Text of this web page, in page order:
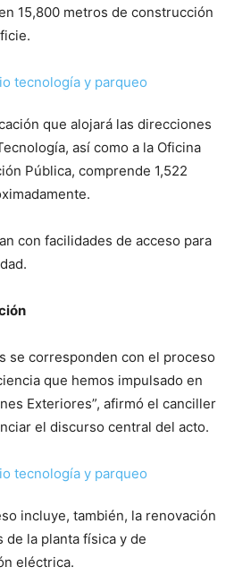
15,800 metros de construcción
que alojará las direcciones
así como a la Oficina
Pública, comprende 1,522
con facilidades de acceso para
se corresponden con el proceso
que hemos impulsado en
Exteriores”, afirmó el canciller
el discurso central del acto.
incluye, también, la renovación
de la planta física y de
eléctrica.